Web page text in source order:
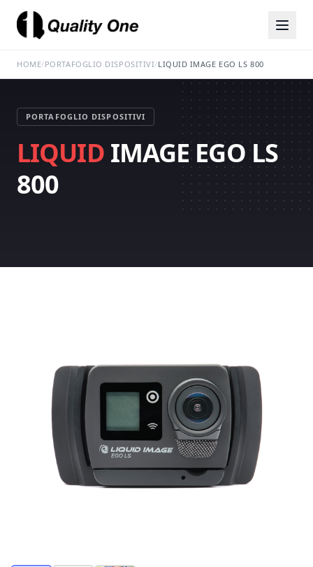
HOME/PORTAFOGLIO DISPOSITIVI/LIQUID IMAGE EGO LS 800
PORTAFOGLIO DISPOSITIVI
LIQUID IMAGE EGO LS
800